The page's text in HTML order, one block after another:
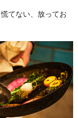
てない、放ってお